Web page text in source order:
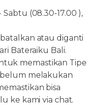
(08.30-17.00 ),
atau diganti
Bateraiku Bali.
memastikan Tipe
melakukan
bisa
ke kami via chat.